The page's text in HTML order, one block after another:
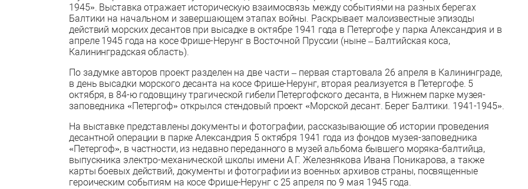
1945». Выставка отражает историческую взаимосвязь между событиями на разных берегах
Балтики на начальном и завершающем этапах войны. Раскрывает малоизвестные эпизоды
действий морских десантов при высадке в октябре 1941 года в Петергофе у парка Александрия и в
апреле 1945 года на косе Фрише-Нерунг в Восточной Пруссии (ныне – Балтийская коса,
Калининградская область).
По задумке авторов проект разделен на две части – первая стартовала 26 апреля в Калининграде,
в день высадки морского десанта на косе Фрише-Нерунг, вторая реализуется в Петергофе. 5
октября, в 84-ю годовщину трагической гибели Петергофского десанта, в Нижнем парке музея-
заповедника «Петергоф» открылся стендовый проект «Морской десант. Берег Балтики. 1941-1945».
На выставке представлены документы и фотографии, рассказывающие об истории проведения
десантной операции в парке Александрия 5 октября 1941 года из фондов музея-заповедника
«Петергоф», в частности, из недавно переданного в музей альбома бывшего моряка-балтийца,
выпускника электро-механической школы имени А.Г. Железнякова Ивана Поникарова, а также
карты боевых действий, документы и фотографии из военных архивов страны, посвященные
героическим событиям на косе Фрише-Нерунг с 25 апреля по 9 мая 1945 года.